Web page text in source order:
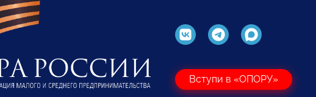
Вступи в «ОПОРУ»